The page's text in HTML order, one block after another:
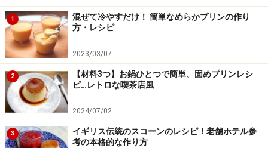
出典： 極上フレンチトースト [はじめてのパンレシピ] All
About
食パン・卵・お砂糖・牛乳のシンプルな材料ですが、し
っかり液に浸せば贅沢ばスイーツに。硬くなったパンの
アレンジにもおすすめです。
1
混ぜて冷やすだけ！ 簡単なめらかプリンの作り
方・レシピ
2023/03/07
2
【材料3つ】お鍋ひとつで簡単、固めプリンレシ
ピ…レトロな喫茶店風
2024/07/02
3
イギリス伝統のスコーンのレシピ！老舗ホテル参
考の本格的な作り方